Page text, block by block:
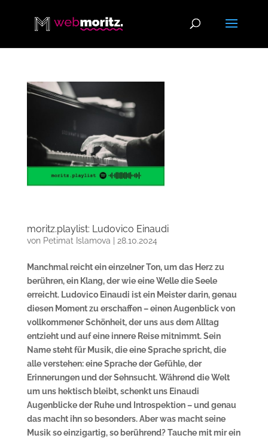
moritz.playlist: Ludovico Einaudi
von Petimat Islamova 28.10.2024
Manchmal reicht ein einzelner Ton, um das Herz zu
berühren, ein Klang, der wie eine Welle die Seele
erreicht. Ludovico Einaudi ist ein Meister darin, genau
diesen Moment zu erschaffen – einen Augenblick von
vollkommener Schönheit, der uns aus dem Alltag
entzieht und auf eine innere Reise mitnimmt. Sein
Name steht für Musik, die eine Sprache spricht, die
alle verstehen: eine Sprache der Gefühle, der
Erinnerungen und der Sehnsucht. Während die Welt
um uns hektisch bleibt, schenkt uns Einaudi
Augenblicke der Ruhe und Introspektion – und genau
das macht ihn so besonders. Aber was macht seine
Musik so einzigartig, so berührend? Tauche mit mir ein